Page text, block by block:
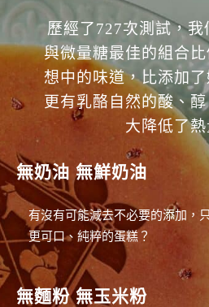
歷經了727次測試，
與微量糖最佳的組合
想中的味道，比添加
更有乳酪自然的酸、
大降低了
無奶油 無鮮奶油
有沒有可能減去不必要的添加，
更可口、純粹的蛋糕？
無麵粉 無玉米粉